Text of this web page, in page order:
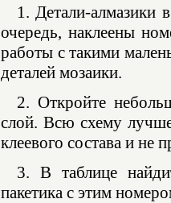
1. Детали-алмазики
очередь, наклеены
работы с такими
деталей мозаики.
2. Откройте
слой. Всю схему
клеевого состава и не
3. В таблице
пакетика с этим